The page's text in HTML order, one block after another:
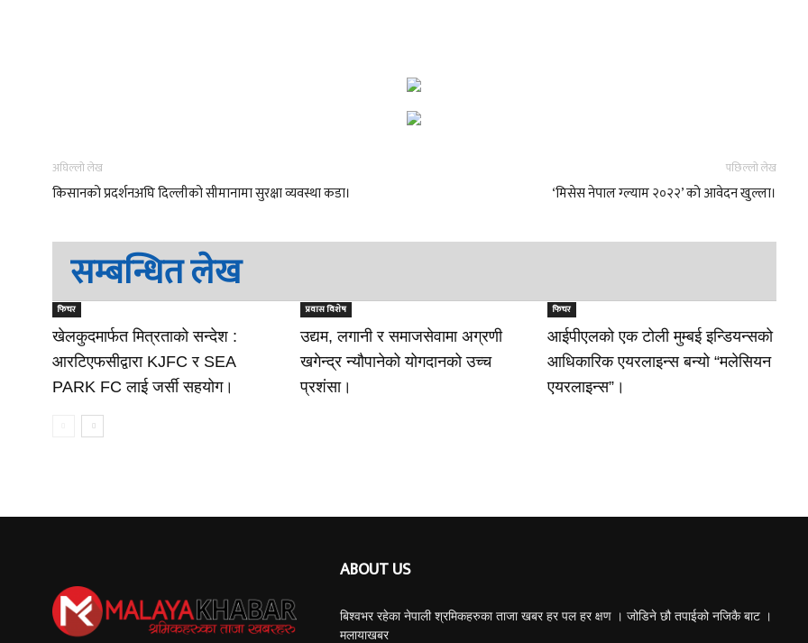
अघिल्लो लेख
किसानको प्रदर्शनअघि दिल्लीको सीमानामा सुरक्षा व्यवस्था कडा।
पछिल्लो लेख
‘मिसेस नेपाल ग्ल्याम २०२२’ को आवेदन खुल्ला।
सम्बन्धित लेख
फिचर
खेलकुदमार्फत मित्रताको सन्देश :
आरटिएफसीद्वारा KJFC र SEA
PARK FC लाई जर्सी सहयोग।
प्रवास विशेष
उद्यम, लगानी र समाजसेवामा अग्रणी
खगेन्द्र न्यौपानेको योगदानको उच्च
प्रशंसा।
फिचर
आईपीएलको एक टोली मुम्बई इन्डियन्सको
आधिकारिक एयरलाइन्स बन्यो “मलेसियन
एयरलाइन्स”।
ABOUT US
बिश्वभर रहेका नेपाली श्रमिकहरुका ताजा खबर हर पल हर क्षण । जोडिने छौ तपाईको नजिकै बाट ।
मलायाखबर